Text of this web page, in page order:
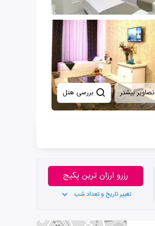
تصاویر بیشتر
رزرو ارزان ترین پکیج
تغییر تاریخ و تعداد شب